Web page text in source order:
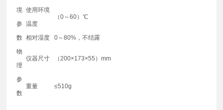
境
参
数
使用环境
温度
（0～60）℃
相对湿度
0～80%，不结露
物
理
参
数
仪器尺寸 （200×173×55）mm
重量 ≤510g